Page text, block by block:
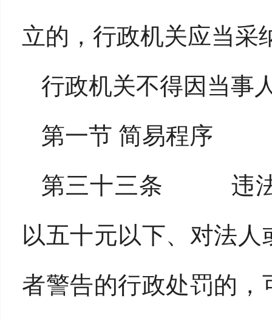
立的，行政机关应当采
行政机关不得因当事
第一节 简易程序
第三十三条 违法
以五十元以下、对法
者警告的行政处罚的